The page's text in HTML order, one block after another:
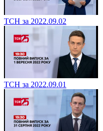
ТСН за 2022.09.02
ТСН за 2022.09.01